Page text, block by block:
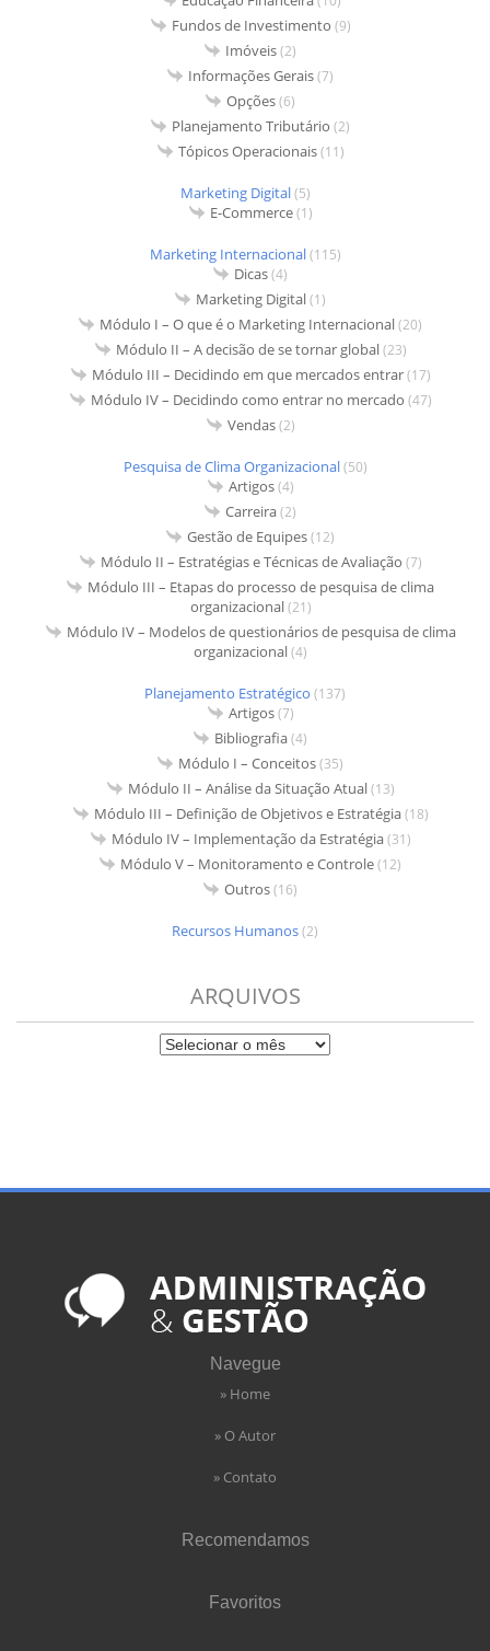
Fundos de Investimento (9)
Imóveis(2)
Informações Gerais(7)
Opções(6)
Planejamento Tributário (2)
Tópicos Operacionais(11)
Marketing Digital(5)
E-Commerce(1)
Marketing Internacional(115)
Dicas(4)
Marketing Digital(1)
Módulo I – O que é o Marketing Internacional(20)
Módulo II – A decisão de se tornar global(23)
Módulo III – Decidindo em que mercados entrar(17)
Módulo IV – Decidindo como entrar no mercado (47)
Vendas(2)
Pesquisa de Clima Organizacional(50)
Artigos(4)
Carreira(2)
Gestão de Equipes(12)
Módulo II – Estratégias e Técnicas de Avaliação (7)
Módulo III – Etapas do processo de pesquisa de clima
organizacional(21)
Módulo IV – Modelos de questionários de pesquisa de clima
organizacional(4)
Planejamento Estratégico (137)
Artigos(7)
Bibliografia(4)
Módulo I – Conceitos(35)
Módulo II – Análise da Situação Atual(13)
Módulo III – Definição de Objetivos e Estratégia(18)
Módulo IV – Implementação da Estratégia(31)
Módulo V – Monitoramento e Controle(12)
Outros(16)
Recursos Humanos(2)
ARQUIVOS
Navegue
» Home
» O Autor
» Contato
Recomendamos
Favoritos